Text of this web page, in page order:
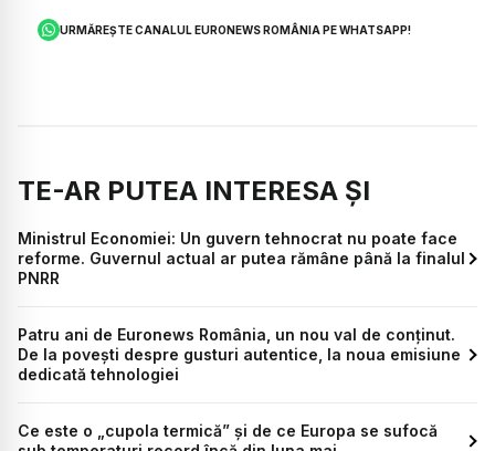
URMĂREȘTE CANALUL EURONEWS ROMÂNIA PE WHATSAPP!
TE-AR PUTEA INTERESA ȘI
Ministrul Economiei: Un guvern tehnocrat nu poate face
reforme. Guvernul actual ar putea rămâne până la finalul
PNRR
Patru ani de Euronews România, un nou val de conținut.
De la povești despre gusturi autentice, la noua emisiune
dedicată tehnologiei
Ce este o „cupola termică” și de ce Europa se sufocă